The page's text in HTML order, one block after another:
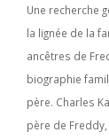
Une recherche
la lignée de la
ancêtres de
biographie
père. Charles
père de